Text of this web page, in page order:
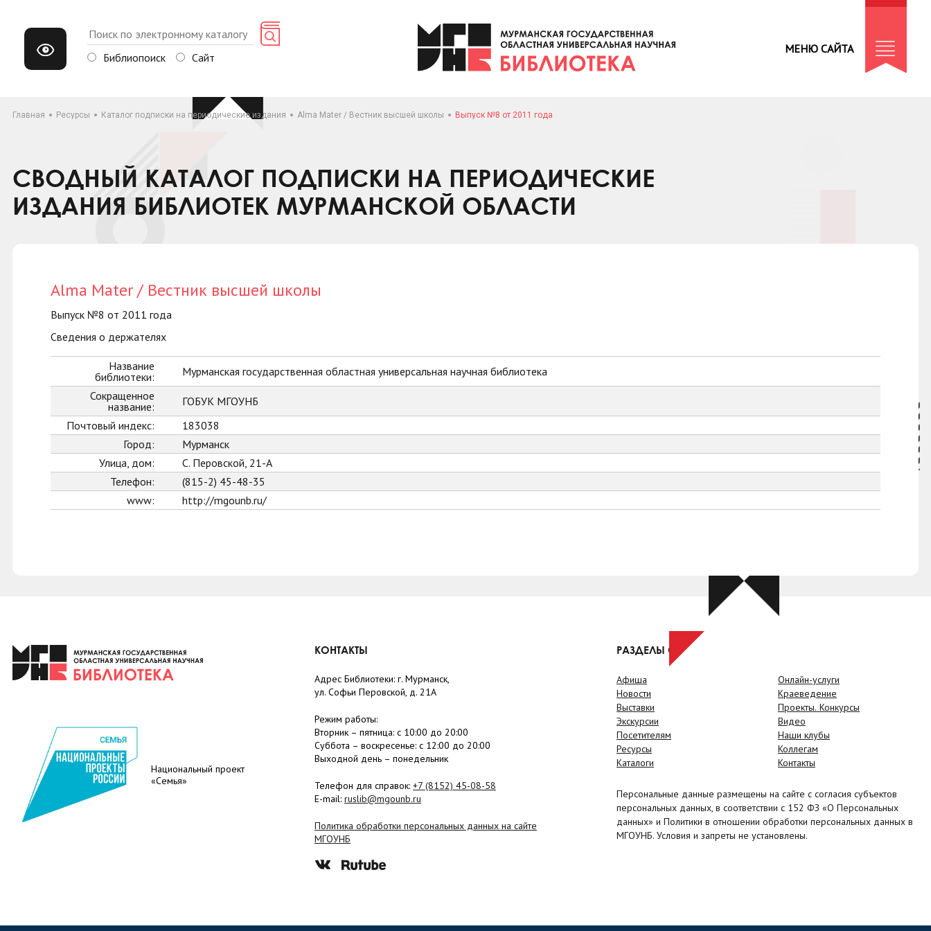
Библиопоиск Сайт
МЕНЮ САЙТА
Главная Ресурсы Каталог подписки на периодические издания Alma Mater / Вестник высшей школы Выпуск №8 от 2011 года
СВОДНЫЙ КАТАЛОГ ПОДПИСКИ НА ПЕРИОДИЧЕСКИЕ
ИЗДАНИЯ БИБЛИОТЕК МУРМАНСКОЙ ОБЛАСТИ
Alma Mater / Вестник высшей школы
Выпуск №8 от 2011 года
Сведения о держателях
Название
библиотеки:
Мурманская государственная областная универсальная научная библиотека
Сокращенное
название:
ГОБУК МГОУНБ
Почтовый индекс:
183038
Город:
Мурманск
Улица, дом:
С. Перовской, 21-А
Телефон:
(815-2) 45-48-35
www:
http://mgounb.ru/
Национальный проект
«Семья»
КОНТАКТЫ
Адрес Библиотеки: г. Мурманск,
ул. Софьи Перовской, д. 21А
Режим работы:
Вторник – пятница: с 10:00 до 20:00
Суббота – воскресенье: c 12:00 до 20:00
Выходной день – понедельник
Телефон для справок: +7 (8152) 45-08-58
E-mail: ruslib@mgounb.ru
Политика обработки персональных данных на сайте
МГОУНБ
РАЗДЕЛЫ САЙТА
Афиша
Новости
Выставки
Экскурсии
Посетителям
Ресурсы
Каталоги
Онлайн-услуги
Краеведение
Проекты. Конкурсы
Видео
Наши клубы
Коллегам
Контакты
Персональные данные размещены на сайте с согласия субъектов
персональных данных, в соответствии с 152 ФЗ «О Персональных
данных» и Политики в отношении обработки персональных данных в
МГОУНБ. Условия и запреты не установлены.